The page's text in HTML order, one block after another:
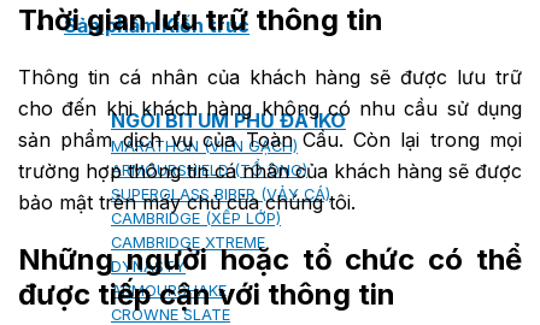
Sản phẩm Kiến trúc
NGÓI BITUM PHỦ ĐÁ IKO
MARATHON (VIÊN GẠCH)
ARMOURSHIELD (TỔ ONG)
SUPERGLASS BIBER (VẢY CÁ)
CAMBRIDGE (XẾP LỚP)
CAMBRIDGE XTREME
DYNASTY
ARMOURSHAKE
CROWNE SLATE
Thời gian lưu trữ thông tin
Thông tin cá nhân của khách hàng sẽ được lưu trữ
cho đến khi khách hàng không có nhu cầu sử dụng
sản phẩm dịch vụ của Toàn Cầu. Còn lại trong mọi
trường hợp thông tin cá nhân của khách hàng sẽ được
bảo mật trên máy chủ của chúng tôi.
Những người hoặc tổ chức có thể
được tiếp cận với thông tin